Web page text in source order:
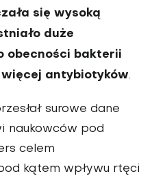
się wysoką
duże
obecności bakterii
antybiotyków.
surowe dane
naukowców pod
celem
kątem wpływu rtęci